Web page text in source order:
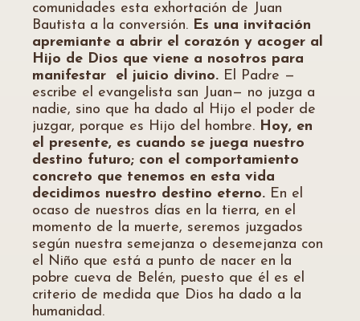
comunidades esta exhortación de Juan
Bautista a la conversión. Es una invitación
apremiante a abrir el corazón y acoger al
Hijo de Dios que viene a nosotros para
manifestar el juicio divino. El Padre —
escribe el evangelista san Juan— no juzga a
nadie, sino que ha dado al Hijo el poder de
juzgar, porque es Hijo del hombre. Hoy, en
el presente, es cuando se juega nuestro
destino futuro; con el comportamiento
concreto que tenemos en esta vida
decidimos nuestro destino eterno. En el
ocaso de nuestros días en la tierra, en el
momento de la muerte, seremos juzgados
según nuestra semejanza o desemejanza con
el Niño que está a punto de nacer en la
pobre cueva de Belén, puesto que él es el
criterio de medida que Dios ha dado a la
humanidad.